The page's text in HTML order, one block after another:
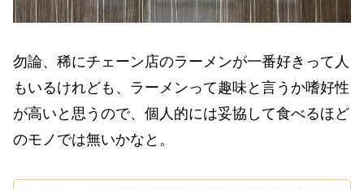
勿論、稀にチェーン店のラーメンが一番好きって人
もいるけれども、ラーメンって趣味と言うか嗜好性
が高いと思うので、個人的には妥協して食べるほど
のモノでは無いかなと。